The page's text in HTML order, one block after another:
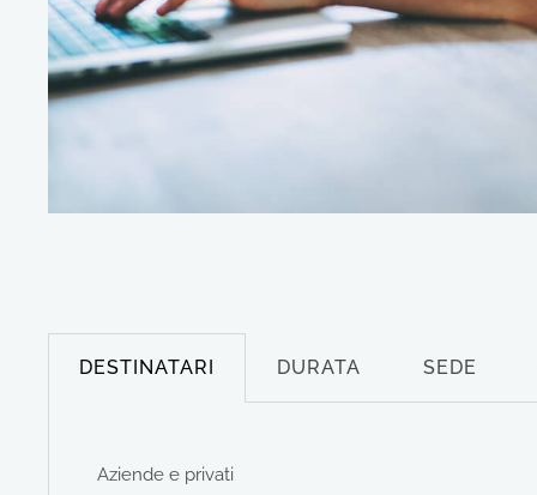
DESTINATARI DURATA SEDE
Aziende e privati